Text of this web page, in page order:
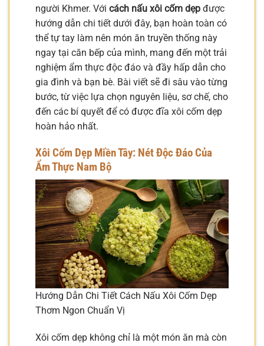
người Khmer. Với cách nấu xôi cốm dẹp được
hướng dẫn chi tiết dưới đây, bạn hoàn toàn có
thể tự tay làm nên món ăn truyền thống này
ngay tại căn bếp của mình, mang đến một trải
nghiệm ẩm thực độc đáo và đầy hấp dẫn cho
gia đình và bạn bè. Bài viết sẽ đi sâu vào từng
bước, từ việc lựa chọn nguyên liệu, sơ chế, cho
đến các bí quyết để có được đĩa xôi cốm dẹp
hoàn hảo nhất.
Xôi Cốm Dẹp Miền Tây: Nét Độc Đáo Của
Ẩm Thực Nam Bộ
Hướng Dẫn Chi Tiết Cách Nấu Xôi Cốm Dẹp
Thơm Ngon Chuẩn Vị
Xôi cốm dẹp không chỉ là một món ăn mà còn